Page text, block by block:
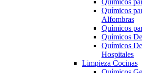
Químicos
Químicos
Alfombras
Químicos
Químicos
Químicos
Hospitales
Limpieza Cocinas